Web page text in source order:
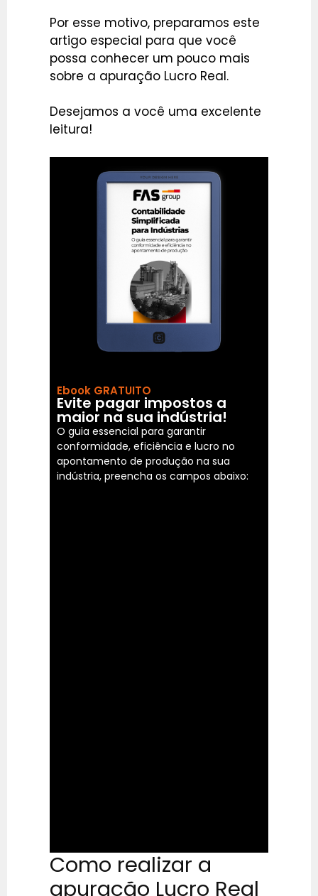
Por esse motivo, preparamos este
artigo especial para que você
possa conhecer um pouco mais
sobre a apuração Lucro Real.
Desejamos a você uma excelente
leitura!
Ebook GRATUITO
Evite pagar impostos a
maior na sua indústria!
O guia essencial para garantir
conformidade, eficiência e lucro no
apontamento de produção na sua
indústria, preencha os campos abaixo:
Como realizar a
apuração Lucro Real